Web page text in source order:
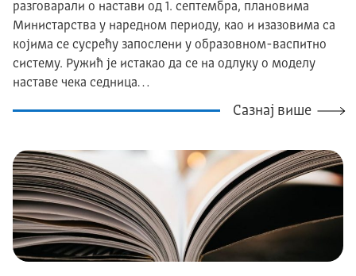
разговарали о настави од 1. септембра, плановима
Министарства у наредном периоду, као и изазовима са
којима се сусрећу запослени у образовном-васпитно
систему. Ружић је истакао да се на одлуку о моделу
наставе чека седница…
Сазнај више